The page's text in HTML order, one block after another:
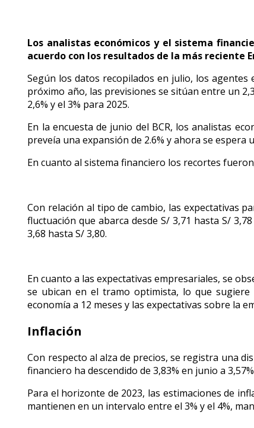
Los analistas económicos y el sistema
acuerdo con los resultados de la más reciente
Según los datos recopilados en julio, los agentes
próximo año, las previsiones se sitúan entre un
2,6% y el 3% para 2025.
En la encuesta de junio del BCR, los analistas
preveía una expansión de 2.6% y ahora se espera
En cuanto al sistema financiero los recortes fueron;
Con relación al tipo de cambio, las expectativas
fluctuación que abarca desde S/ 3,71 hasta S/
3,68 hasta S/ 3,80.
En cuanto a las expectativas empresariales, se
se ubican en el tramo optimista, lo que
economía a 12 meses y las expectativas sobre la
Inflación
Con respecto al alza de precios, se registra una
financiero ha descendido de 3,83% en junio a
Para el horizonte de 2023, las estimaciones de
mantienen en un intervalo entre el 3% y el 4%,